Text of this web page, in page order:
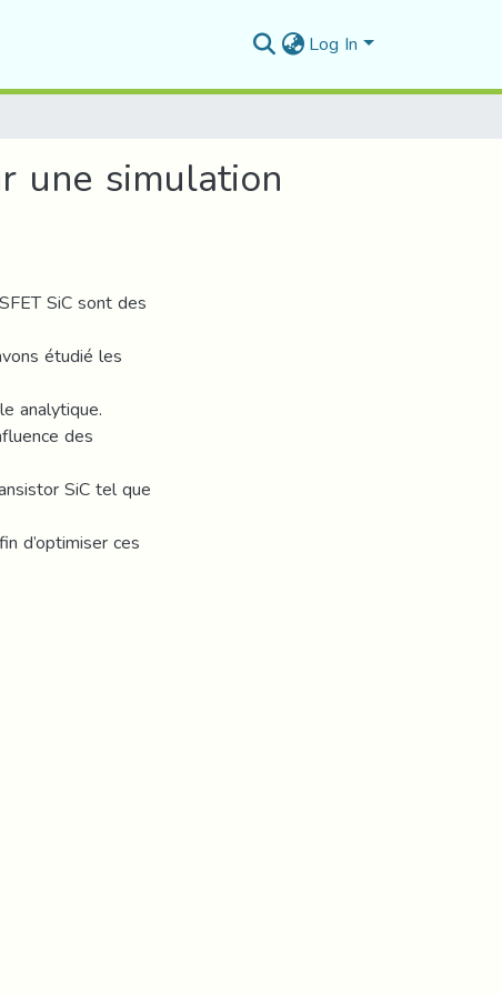
Log In
une simulation
SiC sont des
étudié les
analytique.
des
SiC tel que
d’optimiser ces